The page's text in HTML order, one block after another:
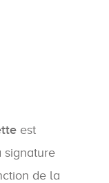
est
signature
de la